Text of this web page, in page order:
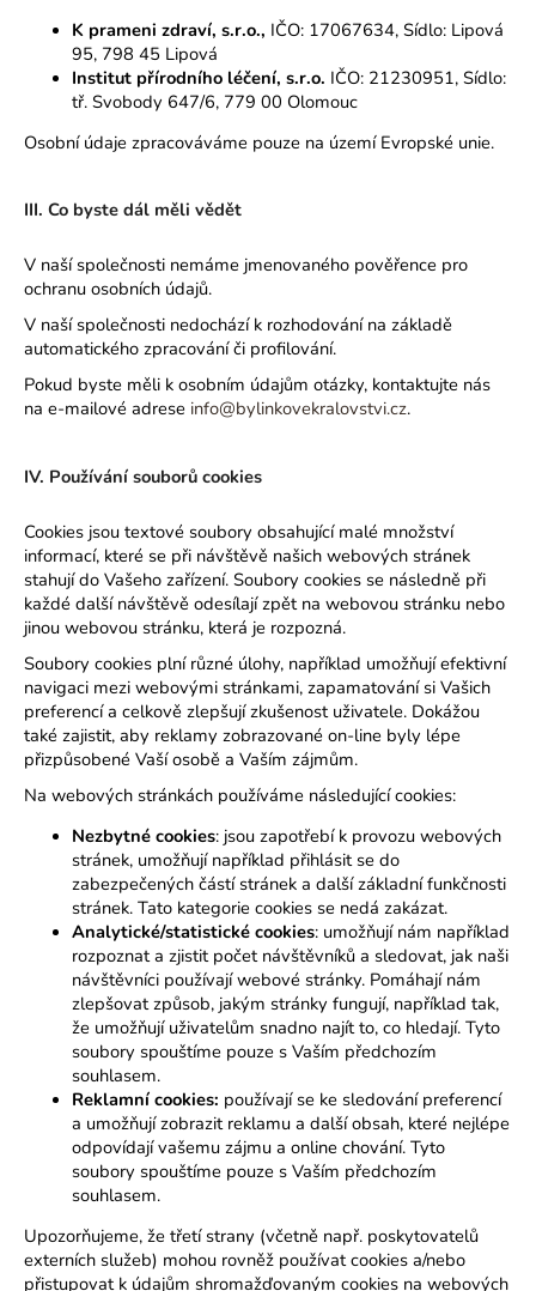
K prameni zdraví, s.r.o., IČO: 17067634, Sídlo: Lipová
95, 798 45 Lipová
Institut přírodního léčení, s.r.o. IČO: 21230951, Sídlo:
tř. Svobody 647/6, 779 00 Olomouc
Osobní údaje zpracováváme pouze na území Evropské unie.
III. Co byste dál měli vědět
V naší společnosti nemáme jmenovaného pověřence pro
ochranu osobních údajů.
V naší společnosti nedochází k rozhodování na základě
automatického zpracování či profilování.
Pokud byste měli k osobním údajům otázky, kontaktujte nás
na e-mailové adrese info@bylinkovekralovstvi.cz.
IV. Používání souborů cookies
Cookies jsou textové soubory obsahující malé množství
informací, které se při návštěvě našich webových stránek
stahují do Vašeho zařízení. Soubory cookies se následně při
každé další návštěvě odesílají zpět na webovou stránku nebo
jinou webovou stránku, která je rozpozná.
Soubory cookies plní různé úlohy, například umožňují efektivní
navigaci mezi webovými stránkami, zapamatování si Vašich
preferencí a celkově zlepšují zkušenost uživatele. Dokážou
také zajistit, aby reklamy zobrazované on-line byly lépe
přizpůsobené Vaší osobě a Vaším zájmům.
Na webových stránkách používáme následující cookies:
Nezbytné cookies: jsou zapotřebí k provozu webových
stránek, umožňují například přihlásit se do
zabezpečených částí stránek a další základní funkčnosti
stránek. Tato kategorie cookies se nedá zakázat.
Analytické/statistické cookies: umožňují nám například
rozpoznat a zjistit počet návštěvníků a sledovat, jak naši
návštěvníci používají webové stránky. Pomáhají nám
zlepšovat způsob, jakým stránky fungují, například tak,
že umožňují uživatelům snadno najít to, co hledají. Tyto
soubory spouštíme pouze s Vaším předchozím
souhlasem.
Reklamní cookies: používají se ke sledování preferencí
a umožňují zobrazit reklamu a další obsah, které nejlépe
odpovídají vašemu zájmu a online chování. Tyto
soubory spouštíme pouze s Vaším předchozím
souhlasem.
Upozorňujeme, že třetí strany (včetně např. poskytovatelů
externích služeb) mohou rovněž používat cookies a/nebo
přistupovat k údajům shromažďovaným cookies na webových